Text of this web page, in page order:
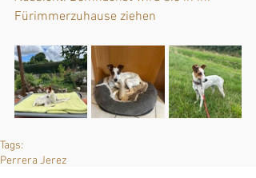
Fürimmerzuhause ziehen
Tags:
Perrera Jerez